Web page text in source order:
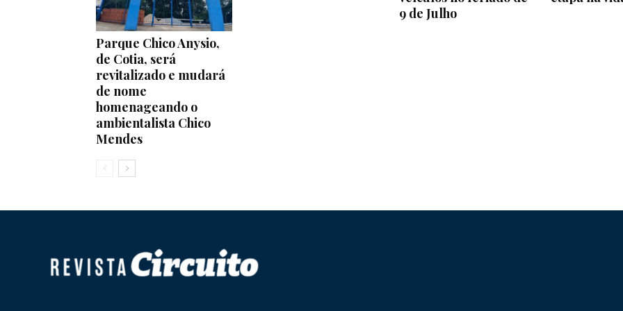
Parque Chico Anysio,
de Cotia, será
revitalizado e mudará
de nome
homenageando o
ambientalista Chico
Mendes
9 de Julho